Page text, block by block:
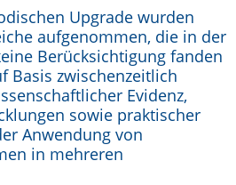
Upgrade wurden
aufgenommen, die in der
Berücksichtigung fanden
Basis zwischenzeitlich
Evidenz,
sowie praktischer
Anwendung von
in mehreren